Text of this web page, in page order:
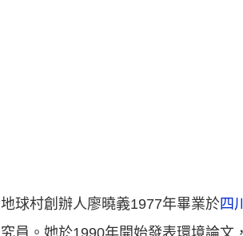
地球村創辦人廖曉義1977年畢業於四
究員。她於1990年開始發表環境論文